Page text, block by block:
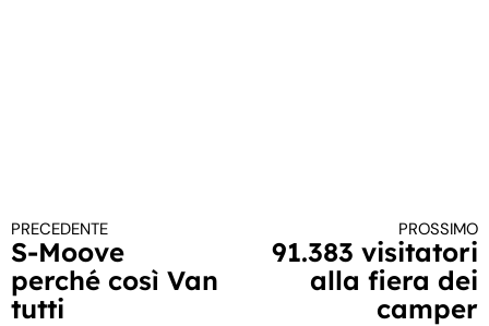
Continua a leggere
PRECEDENTE
S-Moove
perché così Van
tutti
PROSSIMO
91.383 visitatori
alla fiera dei
camper